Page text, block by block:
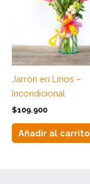
Jarrón en Lírios –
Incondicional
$109.900
Añadir al carrito